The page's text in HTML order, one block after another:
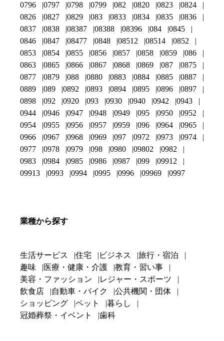
0796
0797 0798 0799 082 0820 0823
0824
0826
0827 0829 083 0833 0834 0835
0836
0837
0838 08387 08388 08396 084
0845
0846
0847 08477 0848 08512 08514
0852
0853
0854 0855 0856 0857 0858 0859
086
0863
0865 0866 0867 0868 0869 087
0875
0877
0879 088 0880 0883 0884 0885
0887
0889
089 0892 0893 0894 0895 0896
0897
0898
092 0920 093 0930 0940 0942
0943
0944
0946 0947 0948 0949 095 0950
0952
0954
0955 0956 0957 0959 096 0964
0965
0966
0967 0968 0969 097 0972 0973
0974
0977
0978 0979 098 0980 09802
0982
0983
0984 0985 0986 0987 099
09912
09913
0993 0994 0995 0996 09969 0997
業種から探す
生活サービス 住宅 ビジネス
旅行・宿泊
趣味
医療・健康・介護
教育・習い事
美容・ファッション
レジャー・スポーツ
飲食店
自動車・バイク
公共機関・団体
ショッピング
ペット
暮らし
冠婚葬祭・イベント
歯科